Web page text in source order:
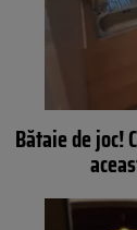
Bătaie de joc!